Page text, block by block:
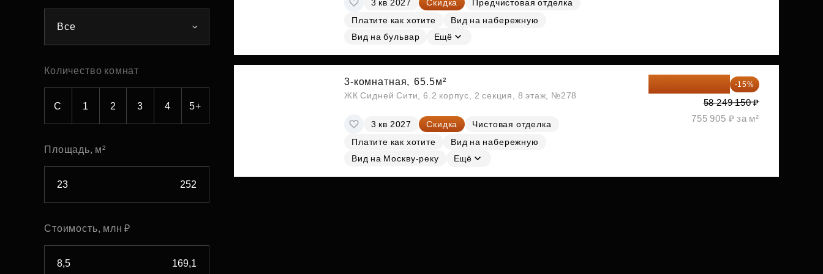
Субсидии
Все
Количество комнат
С 1 2 3 4 5+
Площадь, м²
Стоимость, млн ₽
3 кв 2027 Скидка
Предчистовая отделка
Платите как хотите
Вид на набережную
Вид на бульвар
Ещё
3-комнатная, 65.5м²
ЖК Сидней Сити, 6.2 корпус, 2 секция, 8 этаж, №278
3 кв 2027 Скидка
Чистовая отделка
Платите как хотите
Вид на набережную
Вид на Москву-реку
Ещё
-15%
58 249 150 ₽
755 905 ₽ за м²